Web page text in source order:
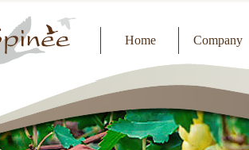
Home Company